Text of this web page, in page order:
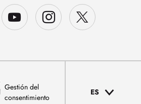
Gestión del
consentimiento
ES